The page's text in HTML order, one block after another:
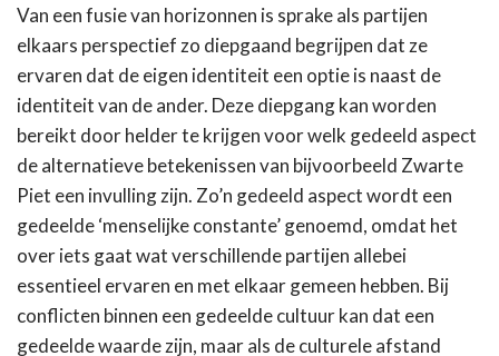
Van een fusie van horizonnen is sprake als partijen
elkaars perspectief zo diepgaand begrijpen dat ze
ervaren dat de eigen identiteit een optie is naast de
identiteit van de ander. Deze diepgang kan worden
bereikt door helder te krijgen voor welk gedeeld aspect
de alternatieve betekenissen van bijvoorbeeld Zwarte
Piet een invulling zijn. Zo’n gedeeld aspect wordt een
gedeelde ‘menselijke constante’ genoemd, omdat het
over iets gaat wat verschillende partijen allebei
essentieel ervaren en met elkaar gemeen hebben. Bij
conflicten binnen een gedeelde cultuur kan dat een
gedeelde waarde zijn, maar als de culturele afstand